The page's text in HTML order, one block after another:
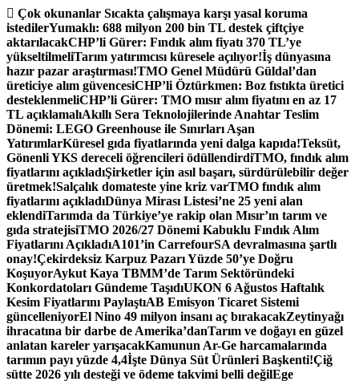
İçeriğe
atla
Çok okunanlar Sıcakta çalışmaya karşı yasal koruma
istedilerYumaklı: 688 milyon 200 bin TL destek çiftçiye
aktarılacakCHP’li Gürer: Fındık alım fiyatı 370 TL’ye
yükseltilmeliTarım yatırımcısı küresele açılıyor!İş dünyasına
hazır pazar araştırması!TMO Genel Müdürü Güldal’dan
üreticiye alım güvencesiCHP’li Öztürkmen: Boz fıstıkta üretici
desteklenmeliCHP’li Gürer: TMO mısır alım fiyatını en az 17
TL açıklamalıAkıllı Sera Teknolojilerinde Anahtar Teslim
Dönemi: LEGO Greenhouse ile Sınırları Aşan
YatırımlarKüresel gıda fiyatlarında yeni dalga kapıda!Teksüt,
Gönenli YKS dereceli öğrencileri ödüllendirdiTMO, fındık alım
fiyatlarını açıkladıŞirketler için asıl başarı, sürdürülebilir değer
üretmek!Salçalık domateste yine kriz varTMO fındık alım
fiyatlarını açıkladıDünya Mirası Listesi’ne 25 yeni alan
eklendiTarımda da Türkiye’ye rakip olan Mısır’ın tarım ve
gıda stratejisiTMO 2026/27 Dönemi Kabuklu Fındık Alım
Fiyatlarını AçıkladıA101’in CarrefourSA devralmasına şartlı
onay!Çekirdeksiz Karpuz Pazarı Yüzde 50’ye Doğru
KoşuyorAykut Kaya TBMM’de Tarım Sektöründeki
Konkordatoları Gündeme TaşıdıUKON 6 Ağustos Haftalık
Kesim Fiyatlarını PaylaştıAB Emisyon Ticaret Sistemi
güncelleniyorEl Nino 49 milyon insanı aç bırakacakZeytinyağı
ihracatına bir darbe de Amerika’danTarım ve doğayı en güzel
anlatan kareler yarışacakKamunun Ar-Ge harcamalarında
tarımın payı yüzde 4,4İşte Dünya Süt Ürünleri Başkenti!Çiğ
sütte 2026 yılı desteği ve ödeme takvimi belli değilEge